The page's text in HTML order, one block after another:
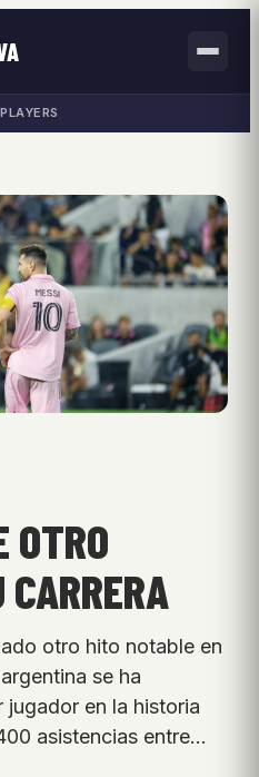
PLAYERS
OTRO
CARRERA
otro hito notable en
se ha
en la historia
asistencias entre…